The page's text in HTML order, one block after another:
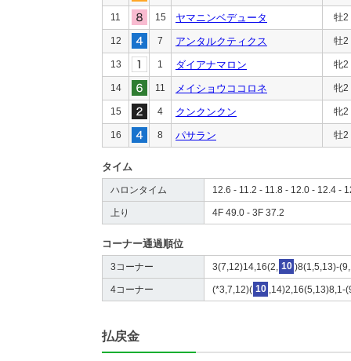
11 15 ヤマニンベデュータ 牡2
12 7 アンタルクティクス 牡2
13 1 ダイアナマロン 牝2
14 11 メイショウココロネ 牝2
15 4 クンクンクン 牝2
16 8 パサラン 牡2
タイム
ハロンタイム 12.6 - 11.2 - 11.8 - 12.0 - 12.4 -
上り 4F 49.0 - 3F 37.2
コーナー通過順位
3コーナー 3(7,12)14,16(2, 10 )8(1,5,13)-
4コーナー (*3,7,12)( 10 ,14)2,16(5,13)8,1-
払戻金